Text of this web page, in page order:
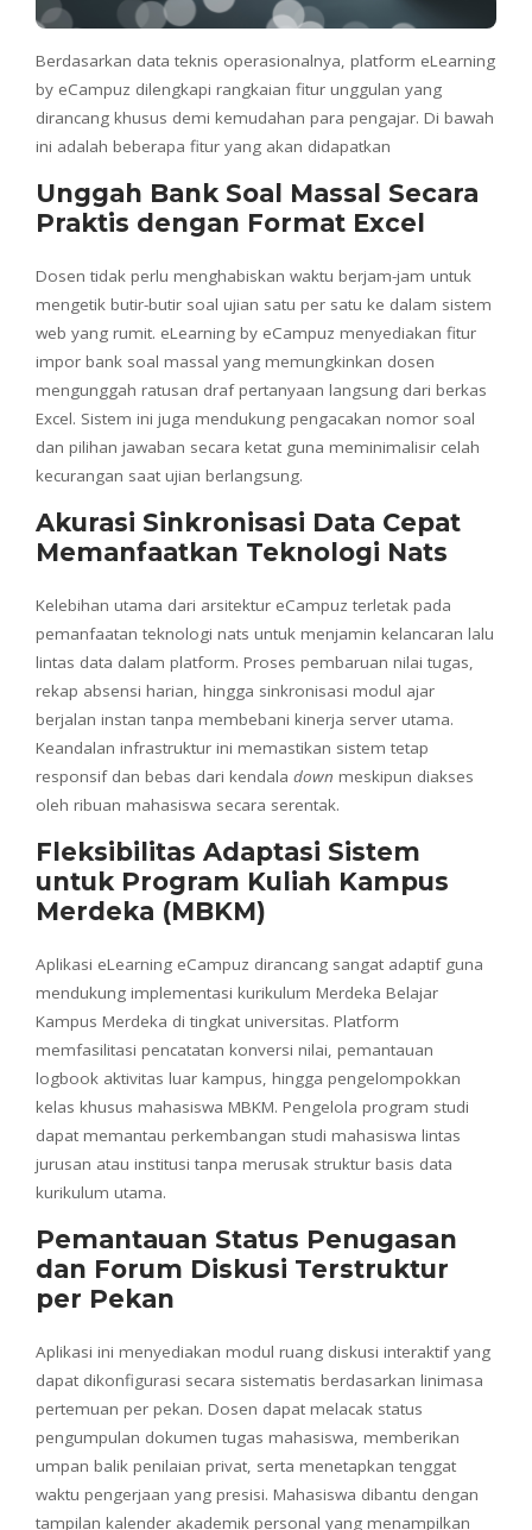
Berdasarkan data teknis operasionalnya, platform eLearning
by eCampuz dilengkapi rangkaian fitur unggulan yang
dirancang khusus demi kemudahan para pengajar. Di bawah
ini adalah beberapa fitur yang akan didapatkan
Unggah Bank Soal Massal Secara
Praktis dengan Format Excel
Dosen tidak perlu menghabiskan waktu berjam-jam untuk
mengetik butir-butir soal ujian satu per satu ke dalam sistem
web yang rumit. eLearning by eCampuz menyediakan fitur
impor bank soal massal yang memungkinkan dosen
mengunggah ratusan draf pertanyaan langsung dari berkas
Excel. Sistem ini juga mendukung pengacakan nomor soal
dan pilihan jawaban secara ketat guna meminimalisir celah
kecurangan saat ujian berlangsung.
Akurasi Sinkronisasi Data Cepat
Memanfaatkan Teknologi Nats
Kelebihan utama dari arsitektur eCampuz terletak pada
pemanfaatan teknologi nats untuk menjamin kelancaran lalu
lintas data dalam platform. Proses pembaruan nilai tugas,
rekap absensi harian, hingga sinkronisasi modul ajar
berjalan instan tanpa membebani kinerja server utama.
Keandalan infrastruktur ini memastikan sistem tetap
responsif dan bebas dari kendala down meskipun diakses
oleh ribuan mahasiswa secara serentak.
Fleksibilitas Adaptasi Sistem
untuk Program Kuliah Kampus
Merdeka (MBKM)
Aplikasi eLearning eCampuz dirancang sangat adaptif guna
mendukung implementasi kurikulum Merdeka Belajar
Kampus Merdeka di tingkat universitas. Platform
memfasilitasi pencatatan konversi nilai, pemantauan
logbook aktivitas luar kampus, hingga pengelompokkan
kelas khusus mahasiswa MBKM. Pengelola program studi
dapat memantau perkembangan studi mahasiswa lintas
jurusan atau institusi tanpa merusak struktur basis data
kurikulum utama.
Pemantauan Status Penugasan
dan Forum Diskusi Terstruktur
per Pekan
Aplikasi ini menyediakan modul ruang diskusi interaktif yang
dapat dikonfigurasi secara sistematis berdasarkan linimasa
pertemuan per pekan. Dosen dapat melacak status
pengumpulan dokumen tugas mahasiswa, memberikan
umpan balik penilaian privat, serta menetapkan tenggat
waktu pengerjaan yang presisi. Mahasiswa dibantu dengan
tampilan kalender akademik personal yang menampilkan